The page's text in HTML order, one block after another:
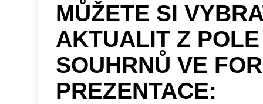
MŮŽETE SI
AKTUALIT Z
SOUHRNŮ VE
PREZENTACE: